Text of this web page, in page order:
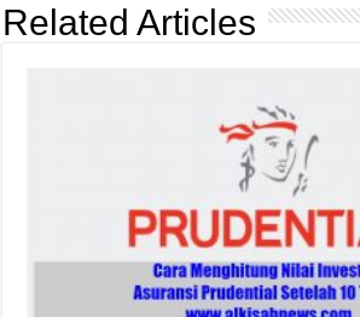
Related Articles